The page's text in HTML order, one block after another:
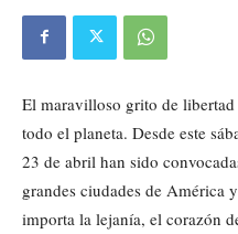
El maravilloso grito de libertad
todo el planeta. Desde este
23 de abril han sido
grandes ciudades de América
importa la lejanía, el corazón